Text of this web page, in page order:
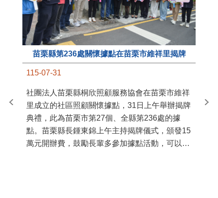
苗栗縣第236處關懷據點在苗栗市維祥里揭牌
115-07-31
社團法人苗栗縣桐欣照顧服務協會在苗栗市維祥
里成立的社區照顧關懷據點，31日上午舉辦揭牌
典禮，此為苗栗市第27個、全縣第236處的據
點。苗栗縣長鍾東錦上午主持揭牌儀式，頒發15
萬元開辦費，鼓勵長輩多參加據點活動，可以更
苗